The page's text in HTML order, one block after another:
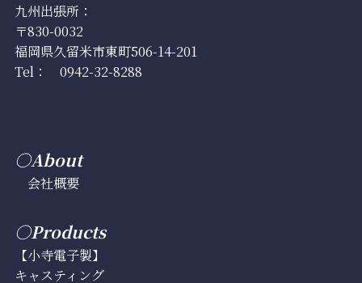
九州出張所：
〒830-0032
福岡県久留米市東町506-14-201
Tel： 0942-32-8288
○About
会社概要
○Products
【小寺電子製】
キャスティング